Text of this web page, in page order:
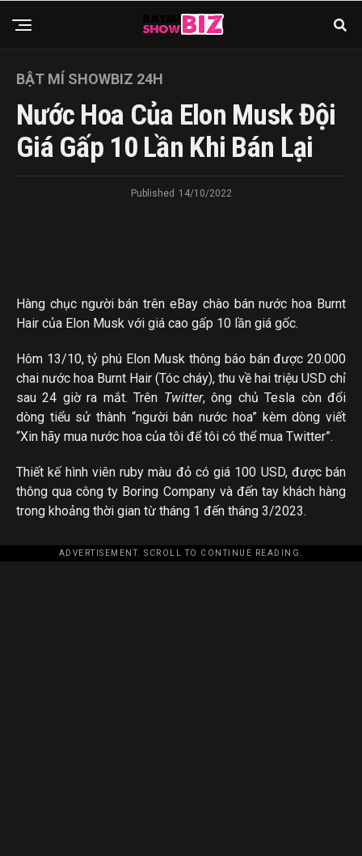
BẬT MÍ SHOWBIZ 24H
Nước Hoa Của Elon Musk Đội
Giá Gấp 10 Lần Khi Bán Lại
Published 14/10/2022
Hàng chục người bán trên eBay chào bán nước hoa Burnt
Hair của Elon Musk với giá cao gấp 10 lần giá gốc.
Hôm 13/10, tỷ phú Elon Musk thông báo bán được 20.000
chai nước hoa Burnt Hair (Tóc cháy), thu về hai triệu USD chỉ
sau 24 giờ ra mắt. Trên Twitter, ông chủ Tesla còn đổi
dòng tiểu sử thành “người bán nước hoa” kèm dòng viết
“Xin hãy mua nước hoa của tôi để tôi có thể mua Twitter”.
Thiết kế hình viên ruby màu đỏ có giá 100 USD, được bán
thông qua công ty Boring Company và đến tay khách hàng
trong khoảng thời gian từ tháng 1 đến tháng 3/2023.
ADVERTISEMENT. SCROLL TO CONTINUE READING.